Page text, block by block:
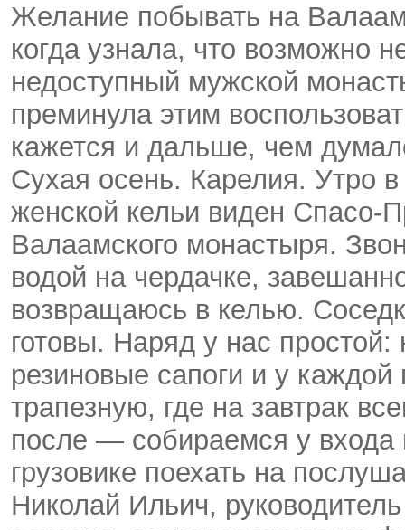
Желание побывать на
когда узнала, что возможно
недоступный мужской
преминула этим
кажется и дальше, чем
Сухая осень. Карелия. Утро
женской кельи виден
Валаамского монастыря.
водой на чердачке,
возвращаюсь в келью.
готовы. Наряд у нас
резиновые сапоги и у
трапезную, где на завтрак
после — собираемся у
грузовике поехать на
Николай Ильич,